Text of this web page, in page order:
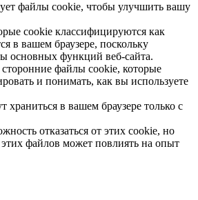
файлы cookie, чтобы улучшить вашу
cookie классифицируются как
в вашем браузере, поскольку
основных функций веб-сайта.
файлы cookie, которые
и понимать, как вы используете
храниться в вашем браузере только с
отказаться от этих cookie, но
этих файлов может повлиять на опыт